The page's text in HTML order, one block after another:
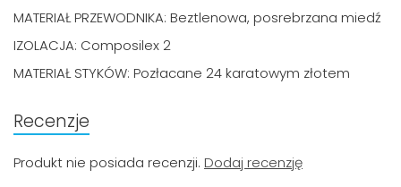
MATERIAŁ PRZEWODNIKA: Beztlenowa, posrebrzana miedź
IZOLACJA: Composilex 2
MATERIAŁ STYKÓW: Pozłacane 24 karatowym złotem
Recenzje
Produkt nie posiada recenzji. Dodaj recenzję